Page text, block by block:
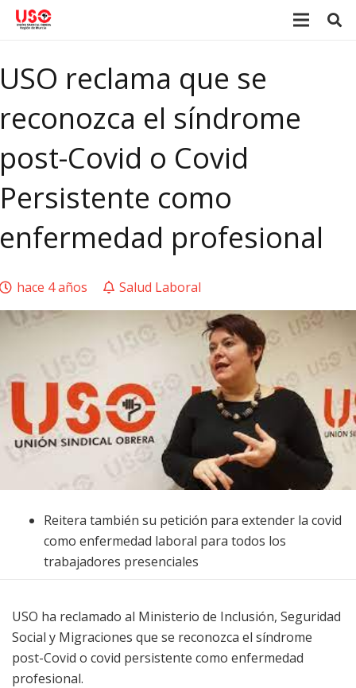
USO reclama que se
reconozca el síndrome
post-Covid o Covid
Persistente como
enfermedad profesional
hace 4 años Salud Laboral
Reitera también su petición para extender la covid
como enfermedad laboral para todos los
trabajadores presenciales
USO ha reclamado al Ministerio de Inclusión, Seguridad
Social y Migraciones que se reconozca el síndrome
post-Covid o covid persistente como enfermedad
profesional.